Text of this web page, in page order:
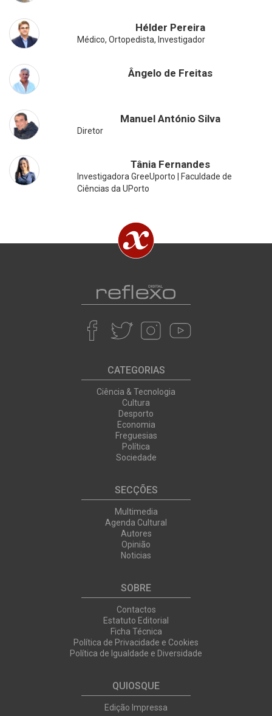
Hélder Pereira
Médico, Ortopedista, Investigador
Ângelo de Freitas
Manuel António Silva
Diretor
Tânia Fernandes
Investigadora GreeUporto | Faculdade de
Ciências da UPorto
CATEGORIAS
Ciência & Tecnologia
Cultura
Desporto
Economia
Freguesias
Política
Sociedade
SECÇÕES
Multimedia
Agenda Cultural
Autores
Opinião
Noticias
SOBRE
Contactos
Estatuto Editorial
Ficha Técnica
Política de Privacidade e Cookies
Política de Igualdade e Diversidade
QUIOSQUE
Edição Impressa